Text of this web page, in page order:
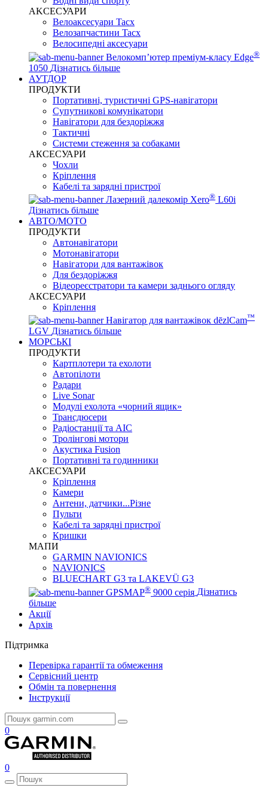
AKCЕСУАРИ
Велоаксесуари Tacx
Велозапчастини Tacx
Велосипедні аксесуари
Велокомп’ютер преміум-класу Edge®
1050 Дізнатись більше
АУТДОР
ПРОДУКТИ
Портативні, туристичні GPS-навігатори
Супутникові комунікатори
Навігатори для бездоріжжя
Тактичні
Системи стеження за собаками
АКСЕСУАРИ
Чохли
Кріплення
Кабелі та зарядні пристрої
Лазерний далекомір Xero® L60i
Дізнатись більше
АВТО/МОТО
ПРОДУКТИ
Автонавігатори
Мотонавігатори
Навігатори для вантажівок
Для бездоріжжя
Відеореєстратори та камери заднього огляду
АКСЕСУАРИ
Кріплення
Навігатор для вантажівок dēzlCam™
LGV Дізнатись більше
МОРСЬКІ
ПРОДУКТИ
Картплотери та ехолоти
Автопілоти
Радари
Live Sonar
Модулі ехолота «чорний ящик»
Трансдюсери
Радіостанції та АІС
Тролінгові мотори
Акустика Fusion
Портативні та годинники
АКСЕСУАРИ
Кріплення
Камери
Антени, датчики...Різне
Пульти
Кабелі та зарядні пристрої
Кришки
МАПИ
GARMIN NAVIONICS
NAVIONICS
BLUECHART G3 та LAKEVÜ G3
GPSMAP® 9000 серія Дізнатись
більше
Акції
Архів
Підтримка
Перевірка гарантії та обмеження
Сервісний центр
Обмін та повернення
Інструкції
0
0